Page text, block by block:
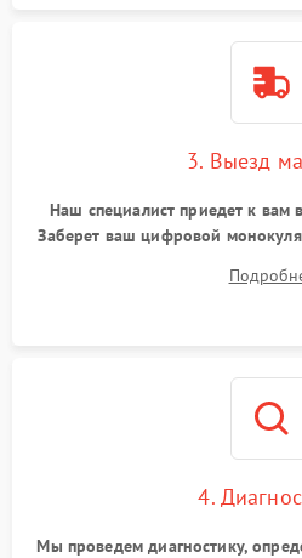
3. Выезд
Наш специалист приедет к вам
Заберет ваш цифровой
4.
Мы проведем диагностику,